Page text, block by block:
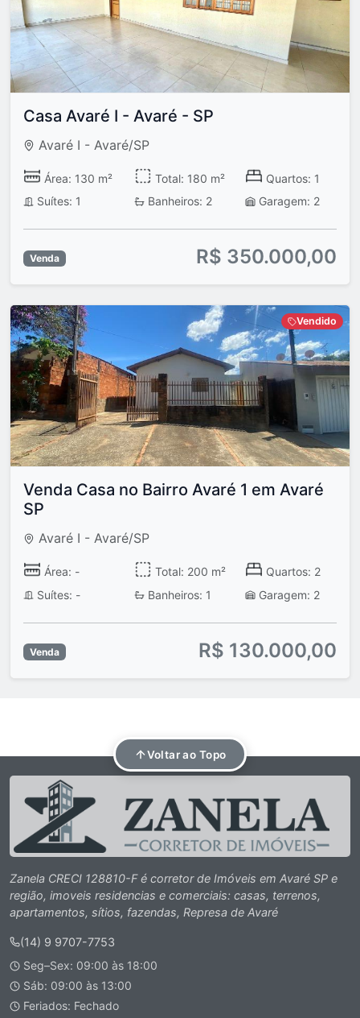
Casa Avaré I - Avaré - SP
Avaré I - Avaré/SP
Área: 130 m² Total: 180 m²
Quartos: 1
Suítes: 1
Banheiros: 2 Garagem: 2
Venda R$ 350.000,00
Vendido
Venda Casa no Bairro Avaré 1 em Avaré
SP
Avaré I - Avaré/SP
Área: - Total: 200 m²
Quartos: 2
Suítes: -
Banheiros: 1 Garagem: 2
Venda R$ 130.000,00
Voltar ao Topo
Zanela CRECI 128810-F é corretor de Imóveis em Avaré SP e
região, imoveis residencias e comerciais: casas, terrenos,
apartamentos, sítios, fazendas, Represa de Avaré
(14) 9 9707-7753
Seg–Sex: 09:00 às 18:00
Sáb: 09:00 às 13:00
Feriados: Fechado